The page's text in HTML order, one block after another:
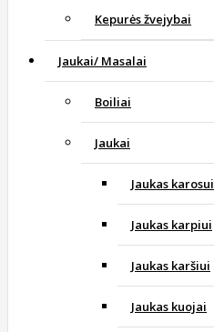
Kepurės žvejybai
Jaukai/ Masalai
Boiliai
Jaukai
Jaukas karosui
Jaukas karpiui
Jaukas karšiui
Jaukas kuojai